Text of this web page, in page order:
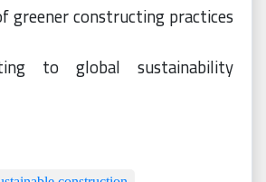
greener constructing practices
to global sustainability